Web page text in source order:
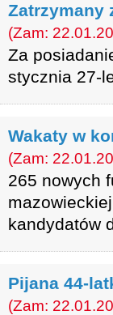
Zatrzymany
(Zam:
Za
stycznia 27-
Wakaty w
(Zam:
265 nowych
kandydatów
Pijana 44-
(Zam: